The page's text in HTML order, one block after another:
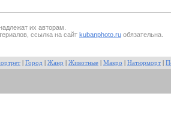
их авторам.
ссылка на сайт kubanphoto.ru обязательна.
Город Жанр Животные Макро Натюрморт